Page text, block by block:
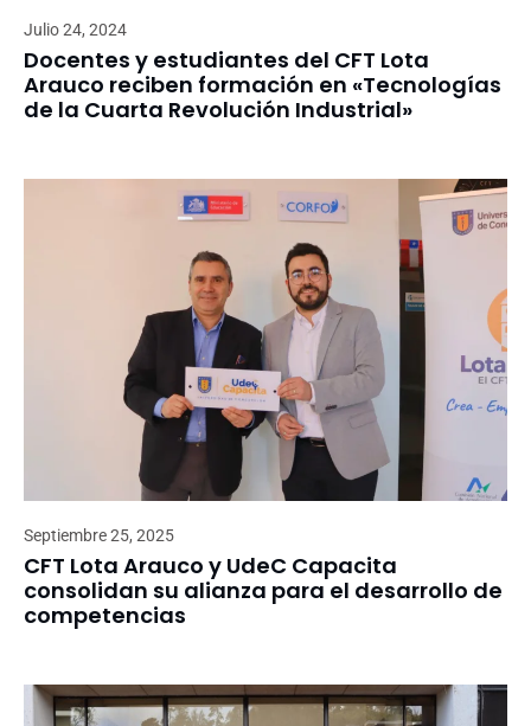
Julio 24, 2024
Docentes y estudiantes del CFT Lota
Arauco reciben formación en «Tecnologías
de la Cuarta Revolución Industrial»
Septiembre 25, 2025
CFT Lota Arauco y UdeC Capacita
consolidan su alianza para el desarrollo de
competencias